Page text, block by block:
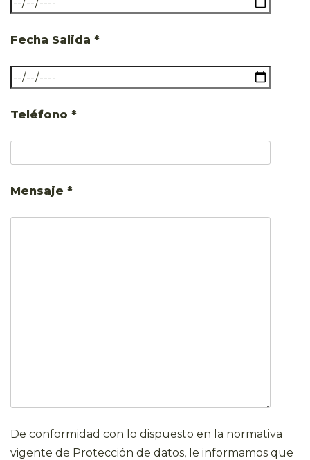
Fecha Salida *
Teléfono *
Mensaje *
De conformidad con lo dispuesto en la normativa
vigente de Protección de datos, le informamos que